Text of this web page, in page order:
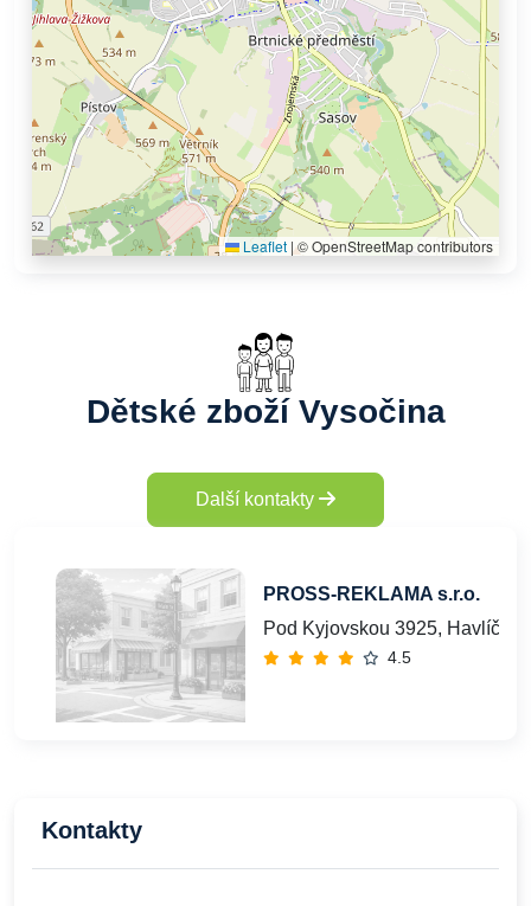
Leaflet |© OpenStreetMap contributors
Dětské zboží Vysočina
Další kontakty
PROSS-REKLAMA s.r.o.
Pod Kyjovskou 3925,
4.5
Kontakty